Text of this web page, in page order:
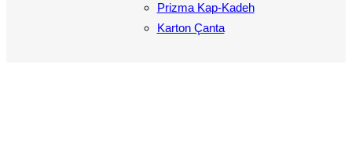
Prizma Kap-Kadeh
Karton Çanta